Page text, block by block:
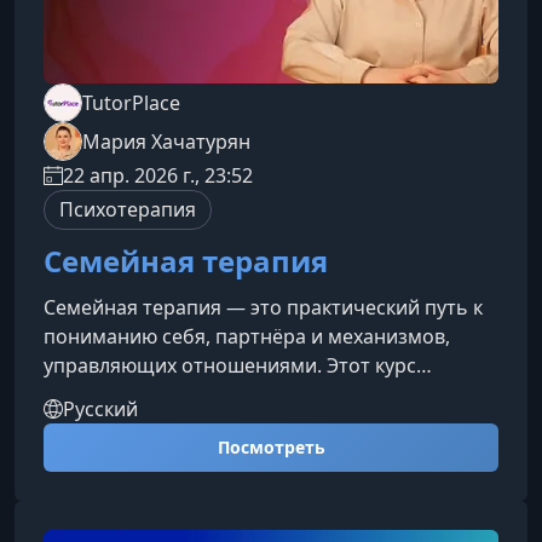
TutorPlace
Мария Хачатурян
22 апр. 2026 г., 23:52
Психотерапия
Семейная терапия
Семейная терапия — это практический путь к
пониманию себя, партнёра и механизмов,
управляющих отношениями. Этот курс
поможет глубже разобраться в семейной
системе, осознать влияние детских сценариев,
научиться экологичному общению и
Русский
Посмотреть